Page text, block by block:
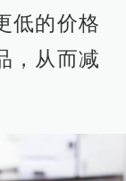
低的价格
，从而减